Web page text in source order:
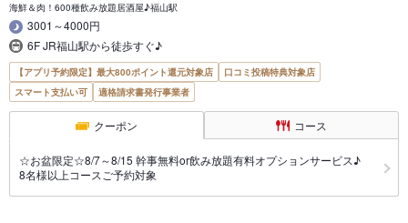
海鮮＆肉！600種飲み放題居酒屋♪福山駅
3001～4000円
6F JR福山駅から徒歩すぐ♪
【アプリ予約限定】最大800ポイント還元対象店
口コミ投稿特典対象店
スマート支払い可
適格請求書発行事業者
クーポン コース
☆お盆限定☆8/7～8/15 幹事無料or飲み放題有料オプションサービス♪
8名様以上コースご予約対象